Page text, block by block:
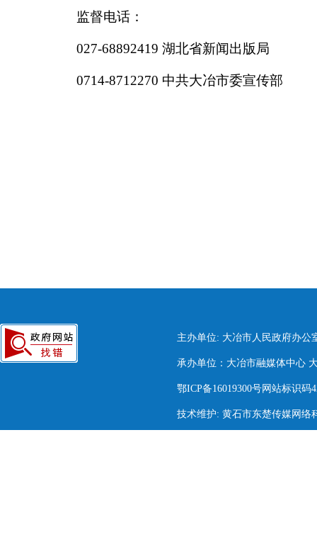
监督电话：
027-68892419 湖北省新闻出版局
0714-8712270 中共大冶市委宣传部
主办单位: 大冶市人民政府办公
承办单位：大冶市融媒体中心
鄂ICP备16019300号网站标识码
技术维护: 黄石市东楚传媒网络